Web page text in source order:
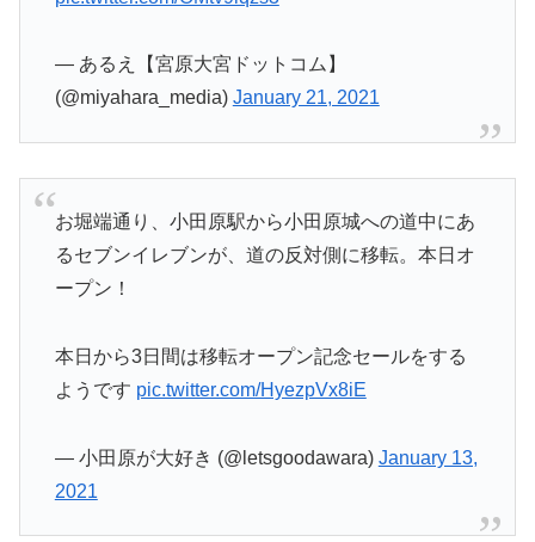
— あるえ【宮原大宮ドットコム】
(@miyahara_media) January 21, 2021
お堀端通り、小田原駅から小田原城への道中にあ
るセブンイレブンが、道の反対側に移転。本日オ
ープン！
本日から3日間は移転オープン記念セールをする
ようです pic.twitter.com/HyezpVx8iE
— 小田原が大好き (@letsgoodawara) January 13,
2021